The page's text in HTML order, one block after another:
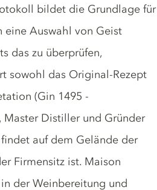
bildet die Grundlage für
eine Auswahl von Geist
das zu überprüfen,
sowohl das Original-Rezept
(Gin 1495 -
Distiller und Gründer
auf dem Gelände der
Firmensitz ist. Maison
der Weinbereitung und